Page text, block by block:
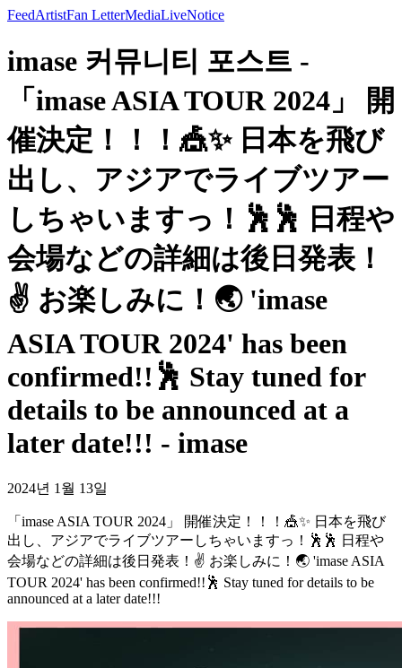
FeedArtistFan LetterMediaLiveNotice
imase 커뮤니티 포스트 -
「imase ASIA TOUR 2024」 開
催決定！！！🎪✨ 日本を飛び
出し、アジアでライブツアー
しちゃいますっ！🕺🕺 日程や
会場などの詳細は後日発表！
✌️ お楽しみに！🌏 'imase
ASIA TOUR 2024' has been
confirmed!!🕺 Stay tuned for
details to be announced at a
later date!!! - imase
2024년 1월 13일
「imase ASIA TOUR 2024」 開催決定！！！🎪✨ 日本を飛び
出し、アジアでライブツアーしちゃいますっ！🕺🕺 日程や
会場などの詳細は後日発表！✌️ お楽しみに！🌏 'imase ASIA
TOUR 2024' has been confirmed!!🕺 Stay tuned for details to be
announced at a later date!!!